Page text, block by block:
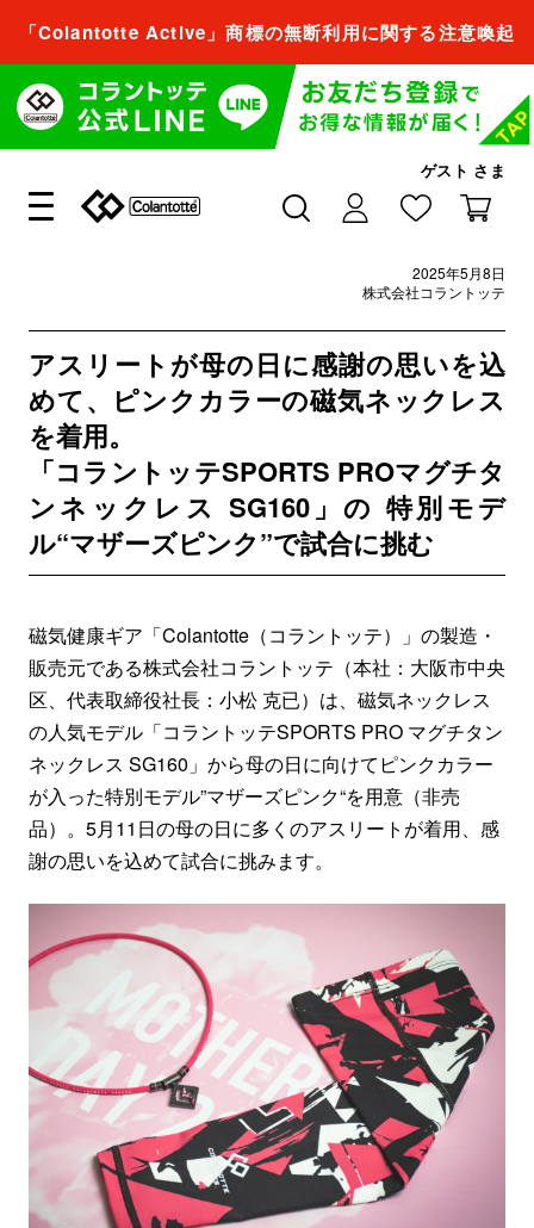
「Colantotte Active」商標の無断利用に関する注意喚起
ゲスト さま
会員登録／ログイン
閉じる
会員登録すれば、
商品をお気に入り登録できるようになります。
会員登録／ログイン
2025年5月8日
株式会社コラントッテ
アスリートが母の日に感謝の思いを込
めて、ピンクカラーの磁気ネックレス
を着用。
「コラントッテSPORTS PROマグチタ
ンネックレス SG160」の 特別モデ
ル“マザーズピンク”で試合に挑む
磁気健康ギア「Colantotte（コラントッテ）」の製造・
販売元である株式会社コラントッテ（本社：大阪市中央
区、代表取締役社長：小松 克已）は、磁気ネックレス
の人気モデル「コラントッテSPORTS PRO マグチタン
ネックレス SG160」から母の日に向けてピンクカラー
が入った特別モデル”マザーズピンク“を用意（非売
品）。5月11日の母の日に多くのアスリートが着用、感
謝の思いを込めて試合に挑みます。